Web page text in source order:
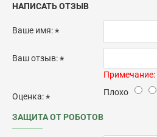
НАПИСАТЬ ОТЗЫВ
Ваше имя:
Ваш отзыв:
Примечание:
Оценка: Плохо
ЗАЩИТА ОТ РОБОТОВ